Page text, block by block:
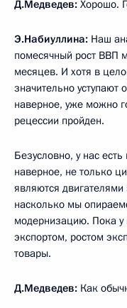
Д.Медведев: Хорошо.
Э.Набиуллина: Наш
помесячный рост ВВП
месяцев. И хотя в
значительно
наверное, уже можно
рецессии пройден.
Безусловно, у нас
наверное, не только
являются
насколько мы
модернизацию. Пока у
экспортом, ростом
товары.
Д.Медведев: Как